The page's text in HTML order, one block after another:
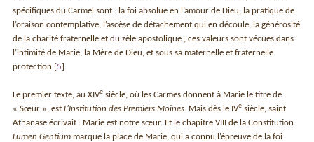
spécifiques du Carmel sont : la foi absolue en l’amour de Dieu, la pratique de
l’oraison contemplative, l’ascèse de détachement qui en découle, la générosité
de la charité fraternelle et du zèle apostolique ; ces valeurs sont vécues dans
l’intimité de Marie, la Mère de Dieu, et sous sa maternelle et fraternelle
protection
[5 .
Le premier texte, au XIVe siècle, où les Carmes donnent à Marie le titre de
« Sœur », est L’Institution des Premiers Moines. Mais dès le IVe siècle, saint
Athanase écrivait : Marie est notre sœur. Et le chapitre VIII de la Constitution
Lumen Gentium marque la place de Marie, qui a connu l’épreuve de la foi